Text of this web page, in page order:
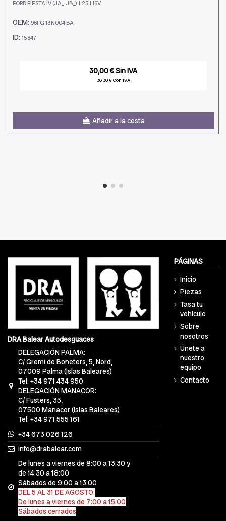
FORD FIESTA IV (JA_, JB_) 1.25 I 16V
OEM: 96FG 13N004 BA
ID: 15847
30,00 € Sin IVA
36,30 € Con IVA
Añadir a la cesta
DRA Balear Autodesguaces
DELEGACIÓN PALMA:
C/ Gremi de Boneters, 5, Nord,
07009 Palma (Islas Baleares)
Tel: +34 971 434 950
DELEGACIÓN MANACOR:
C/ Fusters, 35,
07500 Manacor (Islas Baleares)
Tel: +34 971 555 161
+34 673 026 126
info@drabalear.com
De lunes a viernes de 8:00 a 13:30 y
de 14:30 a 18:00
Sábados de 9:00 a 13:00
DEL 5 AL 31 DE AGOSTO:
De lunes a viernes de 7:00 a 15:00
Sábados cerrados
PÁGINAS
Inicio
Piezas
Tasa tu
vehículo
Sobre
nosotros
Únete a
nuestro
equipo
Contacto